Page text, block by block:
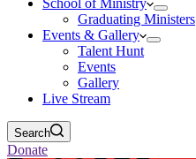
School of Ministry
Graduating Ministers
Events & Gallery
Talent Hunt
Events
Gallery
Live Stream
Search
Donate